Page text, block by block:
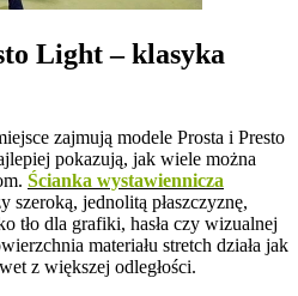
Light – klasyka
zajmują modele Prosta i Presto
pokazują, jak wiele można
Ścianka wystawiennicza
szeroką, jednolitą płaszczyznę,
tło dla grafiki, hasła czy wizualnej
materiału stretch działa jak
z większej odległości.